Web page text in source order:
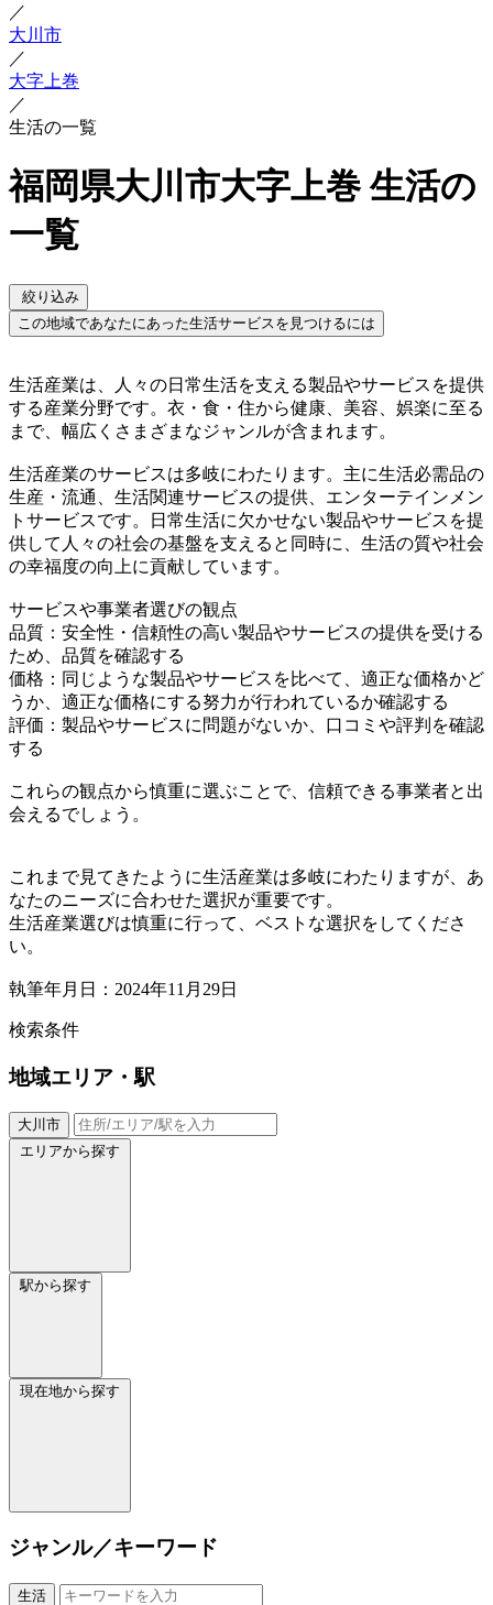
／
大川市
／
大字上巻
／
生活の一覧
福岡県大川市大字上巻 生活の
一覧
絞り込み
この地域であなたにあった生活サービスを見つけるには
生活産業は、人々の日常生活を支える製品やサービスを提供
する産業分野です。衣・食・住から健康、美容、娯楽に至る
まで、幅広くさまざまなジャンルが含まれます。
生活産業のサービスは多岐にわたります。主に生活必需品の
生産・流通、生活関連サービスの提供、エンターテインメン
トサービスです。日常生活に欠かせない製品やサービスを提
供して人々の社会の基盤を支えると同時に、生活の質や社会
の幸福度の向上に貢献しています。
サービスや事業者選びの観点
品質：安全性・信頼性の高い製品やサービスの提供を受ける
ため、品質を確認する
価格：同じような製品やサービスを比べて、適正な価格かど
うか、適正な価格にする努力が行われているか確認する
評価：製品やサービスに問題がないか、口コミや評判を確認
する
これらの観点から慎重に選ぶことで、信頼できる事業者と出
会えるでしょう。
これまで見てきたように生活産業は多岐にわたりますが、あ
なたのニーズに合わせた選択が重要です。
生活産業選びは慎重に行って、ベストな選択をしてくださ
い。
執筆年月日：2024年11月29日
検索条件
地域エリア・駅
大川市
エリアから探す
駅から探す
現在地から探す
ジャンル／キーワード
生活